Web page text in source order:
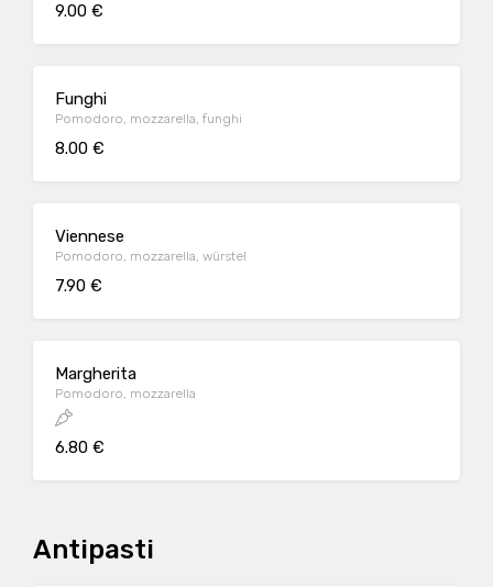
9.00 €
Funghi
Pomodoro, mozzarella, funghi
8.00 €
Viennese
Pomodoro, mozzarella, würstel
7.90 €
Margherita
Pomodoro, mozzarella
6.80 €
Antipasti